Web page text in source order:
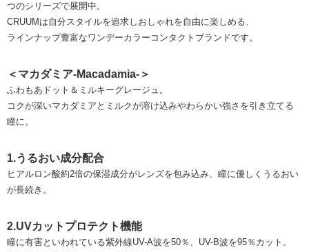
つのシリーズで展開中。
CRUUMは自分スタイルを追求しおしゃれを自由に楽しめる、
ラインナップ豊富なワンデーカラーコンタクトブランドです。
＜マカダミア-Macadamia-＞
ふわもあドット＆ミルキーグレージュ。
コクが深いマカダミアとミルクが溶け込みやわらかい強さを引き立てる
瞳に。
1.うるおい成分配合
ヒアルロン酸約2倍の保湿成分がレンズを包み込み、瞳に優しくうるおい
が長続き。
2.UVカットプロテクト機能
瞳に有害といわれている紫外線UV-A波を50％、UV-B波を95％カット。